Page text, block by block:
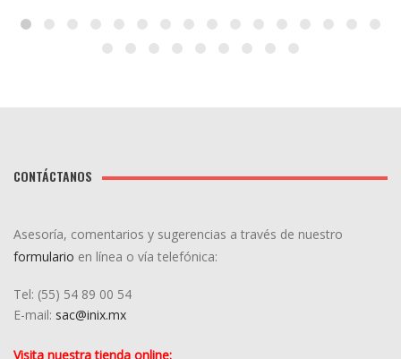
CONTÁCTANOS
Asesoría, comentarios y sugerencias a través de nuestro
formulario en línea o vía telefónica:
Tel: (55) 54 89 00 54
E-mail: sac@inix.mx
Visita nuestra tienda online: